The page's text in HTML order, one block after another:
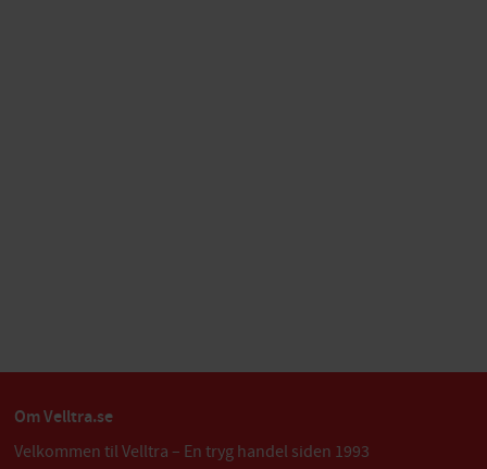
Om Velltra.se
Velkommen til Velltra – En tryg handel siden 1993